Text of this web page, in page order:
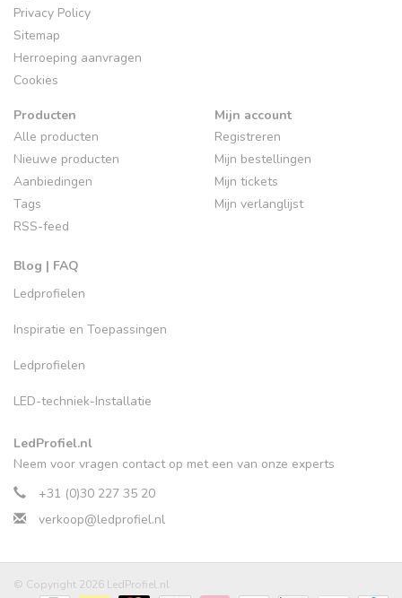
Privacy Policy
Sitemap
Herroeping aanvragen
Cookies
Producten
Alle producten
Nieuwe producten
Aanbiedingen
Tags
RSS-feed
Blog | FAQ
Ledprofielen
Inspiratie en Toepassingen
Ledprofielen
LED-techniek-Installatie
Mijn account
Registreren
Mijn bestellingen
Mijn tickets
Mijn verlanglijst
LedProfiel.nl
Neem voor vragen contact op met een van onze experts
+31 (0)30 227 35 20
verkoop@ledprofiel.nl
© Copyright 2026 LedProfiel.nl